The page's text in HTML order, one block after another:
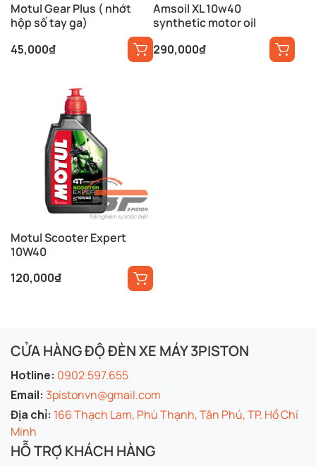
Motul Gear Plus ( nhớt
hộp số tay ga)
45,000₫
Amsoil XL 10w40
synthetic motor oil
290,000₫
Motul Scooter Expert
10W40
120,000₫
CỬA HÀNG ĐỘ ĐÈN XE MÁY 3PISTON
Hotline: 0902.597.655
Email: 3pistonvn@gmail.com
Địa chỉ: 166 Thạch Lam, Phú Thạnh, Tân Phú, TP. Hồ Chí
Minh
HỖ TRỢ KHÁCH HÀNG